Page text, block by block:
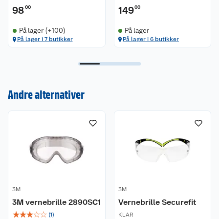
9800
På lager (+100)
På lager i 7 butikker
14900
På lager
På lager i 6 butikker
Andre alternativer
3M
3M vernebrille 2890SC1
☆☆☆☆☆ (1)
3M
Vernebrille Securefit
KLAR
Våre butikker
Coop kjeder
Bærekraft
Kundeservice
Reklamasjon og garanti
Betalingsalternativer
Pakkesporing
Coop medlem